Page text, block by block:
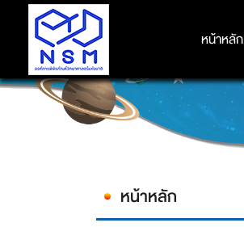
หน้าหลัก
หน้าหลัก
หน้าหลัก